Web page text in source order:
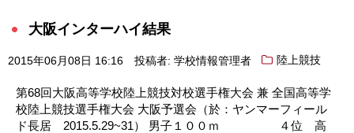
大阪インターハイ結果
2015年06月08日 16:16 投稿者: 学校情報管理者 陸上競技
第68回大阪高等学校陸上競技対校選手権大会 兼 全国高等学
校陸上競技選手権大会 大阪予選会（於：ヤンマーフィール
ド長居 2015.5.29~31） 男子１００ｍ ４位 高